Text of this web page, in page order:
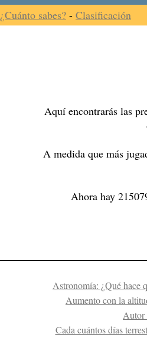
¿Cuánto sabes? - Clasificación
Aquí encontrarás las
A medida que más
Ahora hay
Astronomía: ¿Qué hace
Aumento con la
Autor
Cada cuántos días